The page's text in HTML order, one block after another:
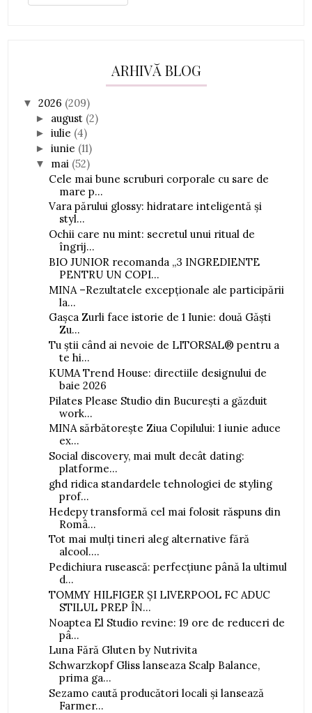
ARHIVĂ BLOG
▼2026 (209)
► august (2)
►iulie (4)
►iunie (11)
▼ mai (52)
Cele mai bune scruburi corporale cu sare de
mare p...
Vara părului glossy: hidratare inteligentă și
styl...
Ochii care nu mint: secretul unui ritual de
îngrij...
BIO JUNIOR recomanda „3 INGREDIENTE
PENTRU UN COPI...
MINA –Rezultatele excepționale ale participării
la...
Gașca Zurli face istorie de 1 Iunie: două Găști
Zu...
Tu știi când ai nevoie de LITORSAL® pentru a
te hi...
KUMA Trend House: directiile designului de
baie 2026
Pilates Please Studio din București a găzduit
work...
MINA sărbătorește Ziua Copilului: 1 iunie aduce
ex...
Social discovery, mai mult decât dating:
platforme...
ghd ridica standardele tehnologiei de styling
prof...
Hedepy transformă cel mai folosit răspuns din
Româ...
Tot mai mulți tineri aleg alternative fără
alcool....
Pedichiura rusească: perfecțiune până la ultimul
d...
TOMMY HILFIGER ȘI LIVERPOOL FC ADUC
STILUL PREP ÎN...
Noaptea El Studio revine: 19 ore de reduceri de
pâ...
Luna Fără Gluten by Nutrivita
Schwarzkopf Gliss lanseaza Scalp Balance,
prima ga...
Sezamo caută producători locali și lansează
Farmer...